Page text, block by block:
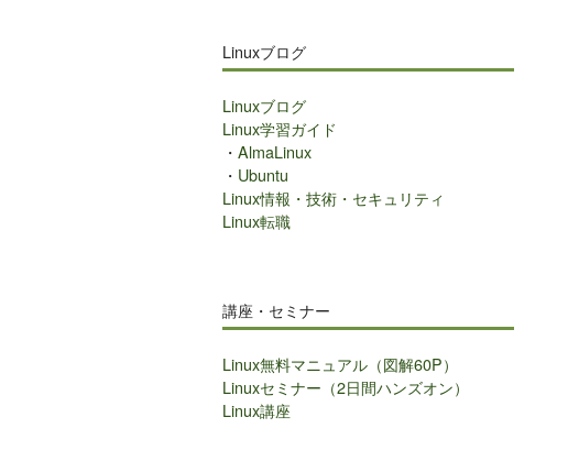
Linuxブログ
Linuxブログ
Linux学習ガイド
・ AlmaLinux
・ Ubuntu
Linux情報・技術・セキュリティ
Linux転職
講座・セミナー
Linux無料マニュアル（図解60P）
Linuxセミナー（2日間ハンズオン）
Linux講座